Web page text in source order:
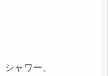
ャワー、